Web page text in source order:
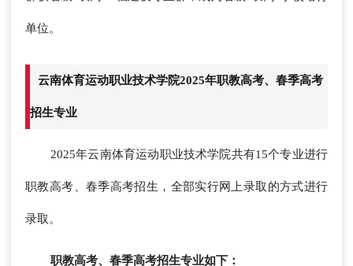
单位。
云南体育运动职业技术学院2025年职教高考、春季高考
招生专业
2025年云南体育运动职业技术学院共有15个专业进行
职教高考、春季高考招生，全部实行网上录取的方式进行
录取。
职教高考、春季高考招生专业如下：